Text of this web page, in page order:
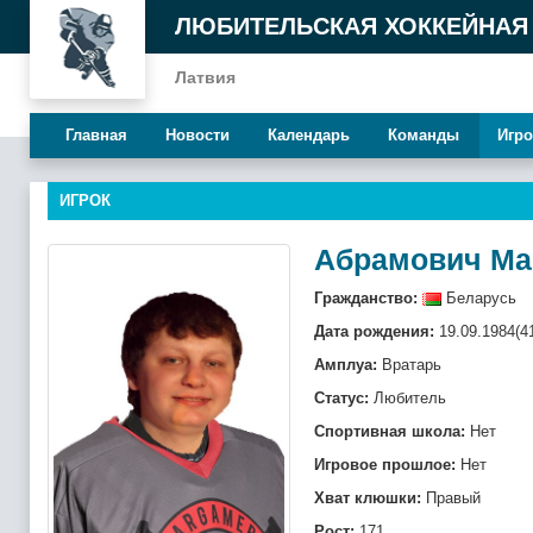
ЛЮБИТЕЛЬСКАЯ ХОККЕЙНАЯ
Латвия
Главная Новости Календарь Команды
ИГРОК
Абрамович
Гражданство:
Беларусь
Дата рождения:
Амплуа: Вратарь
Статус: Любитель
Спортивная школа: Нет
Игровое прошлое: Нет
Хват клюшки: Правый